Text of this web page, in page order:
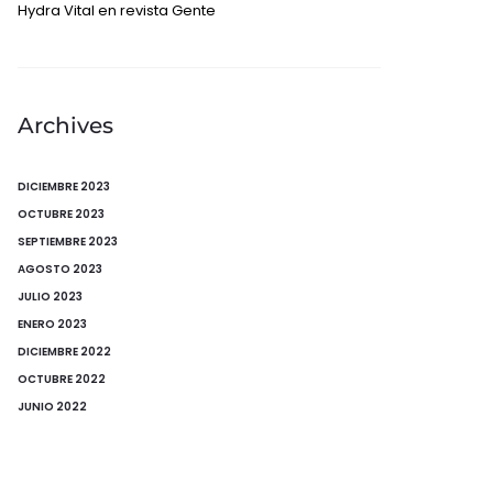
Hydra Vital en revista Gente
Archives
DICIEMBRE 2023
OCTUBRE 2023
SEPTIEMBRE 2023
AGOSTO 2023
JULIO 2023
ENERO 2023
DICIEMBRE 2022
OCTUBRE 2022
JUNIO 2022